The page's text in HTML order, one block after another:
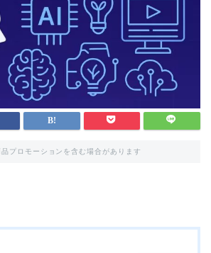
プロモーションを含む場合があります